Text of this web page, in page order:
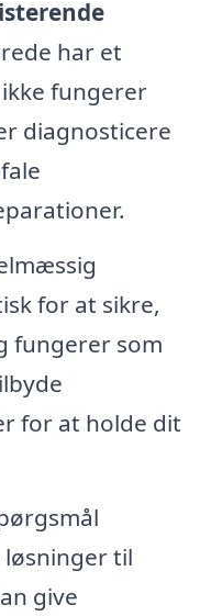
har et
fungerer
diagnosticere
for at sikre,
fungerer som
for at holde dit
til
give